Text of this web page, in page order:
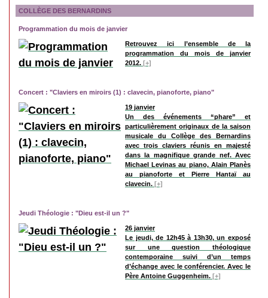
COLLÈGE DES BERNARDINS
Programmation du mois de janvier
Retrouvez ici l’ensemble de la
programmation du mois de janvier
2012. [+]
Concert : "Claviers en miroirs (1) : clavecin, pianoforte, piano"
19 janvier
Un des événements “phare” et
particulièrement originaux de la saison
musicale du Collège des Bernardins
avec trois claviers réunis en majesté
dans la magnifique grande nef. Avec
Michael Levinas au piano, Alain Planès
au pianoforte et Pierre Hantaï au
clavecin. [+]
Jeudi Théologie : "Dieu est-il un ?"
26 janvier
Le jeudi, de 12h45 à 13h30, un exposé
sur une question théologique
contemporaine suivi d’un temps
d’échange avec le conférencier. Avec le
Père Antoine Guggenheim. [+]